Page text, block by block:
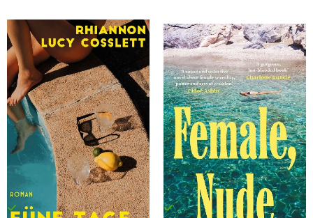
Cosslett, Rhiannon Lucy
Fünf Tage im Licht
Kindler Verlag, 2026
24,00 €
Versandkostenfrei in DE
Cosslett, Rhiannon Lucy
Female, Nude
Yen Press, 2026
24,00 €
Versandkostenfrei in DE